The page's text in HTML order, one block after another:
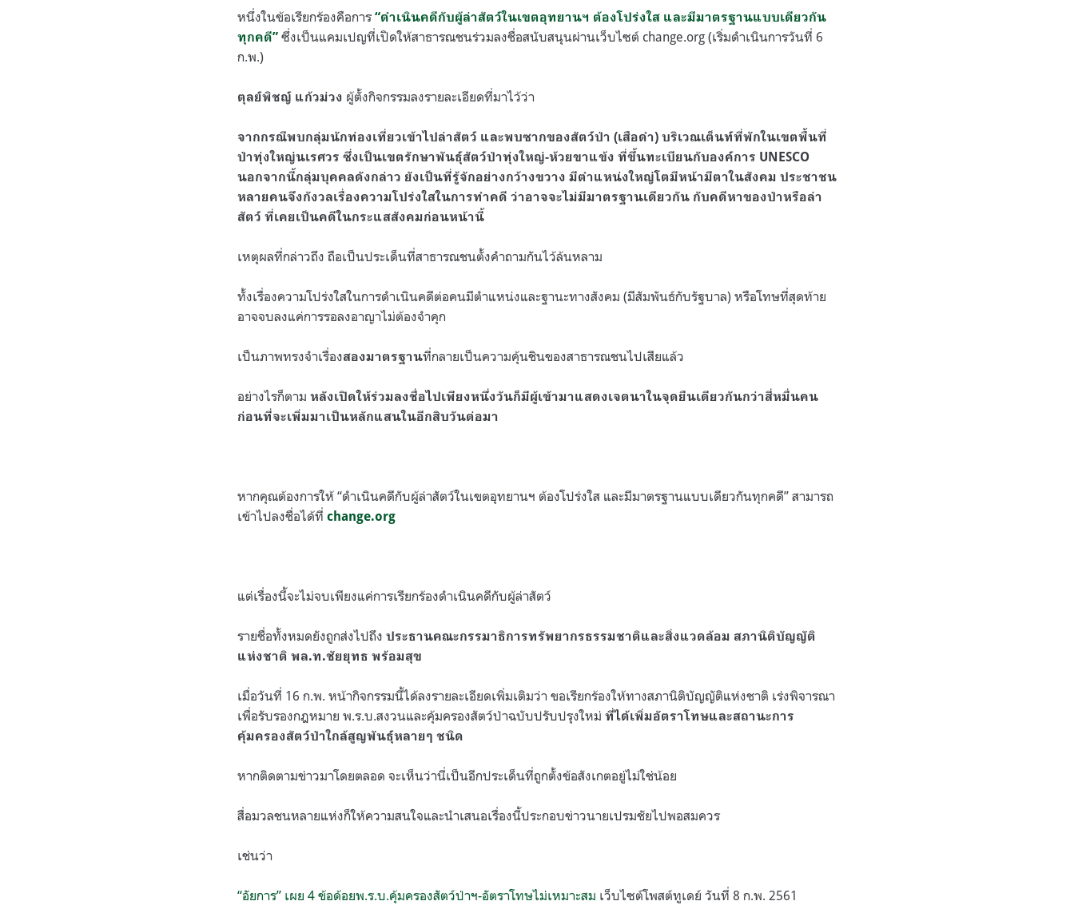
หนึ่งในข้อเรียกร้องคือการ “ดำเนินคดีกับผู้ล่าสัตว์ในเขตอุทยานฯ ต้องโปร่งใส และมีมาตรฐานแบบเดียวกัน
ทุกคดี” ซึ่งเป็นแคมเปญที่เปิดให้สาธารณชนร่วมลงชื่อสนับสนุนผ่านเว็บไซต์ change.org (เริ่มดำเนินการวันที่ 6
ก.พ.)
ตุลย์พิชญ์ แก้วม่วง ผู้ตั้งกิจกรรมลงรายละเอียดที่มาไว้ว่า
จากกรณีพบกลุ่มนักท่องเที่ยวเข้าไปล่าสัตว์ และพบซากของสัตว์ป่า (เสือดำ) บริเวณเต็นท์ที่พักในเขตพื้นที่
ป่าทุ่งใหญ่นเรศวร ซึ่งเป็นเขตรักษาพันธุ์สัตว์ป่าทุ่งใหญ่-ห้วยขาแข้ง ที่ขึ้นทะเบียนกับองค์การ UNESCO
นอกจากนี้กลุ่มบุคคลดังกล่าว ยังเป็นที่รู้จักอย่างกว้างขวาง มีตำแหน่งใหญ่โตมีหน้ามีตาในสังคม ประชาชน
หลายคนจึงกังวลเรื่องความโปร่งใสในการทำคดี ว่าอาจจะไม่มีมาตรฐานเดียวกัน กับคดีหาของป่าหรือล่า
สัตว์ ที่เคยเป็นคดีในกระแสสังคมก่อนหน้านี้
เหตุผลที่กล่าวถึง ถือเป็นประเด็นที่สาธารณชนตั้งคำถามกันไว้ล้นหลาม
ทั้งเรื่องความโปร่งใสในการดำเนินคดีต่อคนมีตำแหน่งและฐานะทางสังคม (มีสัมพันธ์กับรัฐบาล) หรือโทษที่สุดท้าย
อาจจบลงแค่การรอลงอาญาไม่ต้องจำคุก
เป็นภาพทรงจำเรื่องสองมาตรฐานที่กลายเป็นความคุ้นชินของสาธารณชนไปเสียแล้ว
อย่างไรก็ตาม หลังเปิดให้ร่วมลงชื่อไปเพียงหนึ่งวันก็มีผู้เข้ามาแสดงเจตนาในจุดยืนเดียวกันกว่าสี่หมื่นคน
ก่อนที่จะเพิ่มมาเป็นหลักแสนในอีกสิบวันต่อมา
หากคุณต้องการให้ “ดำเนินคดีกับผู้ล่าสัตว์ในเขตอุทยานฯ ต้องโปร่งใส และมีมาตรฐานแบบเดียวกันทุกคดี” สามารถ
เข้าไปลงชื่อได้ที่ change.org
แต่เรื่องนี้จะไม่จบเพียงแค่การเรียกร้องดำเนินคดีกับผู้ล่าสัตว์
รายชื่อทั้งหมดยังถูกส่งไปถึง ประธานคณะกรรมาธิการทรัพยากรธรรมชาติและสิ่งแวดล้อม สภานิติบัญญัติ
แห่งชาติ พล.ท.ชัยยุทธ พร้อมสุข
เมื่อวันที่ 16 ก.พ. หน้ากิจกรรมนี้ได้ลงรายละเอียดเพิ่มเติมว่า ขอเรียกร้องให้ทางสภานิติบัญญัติแห่งชาติ เร่งพิจารณา
เพื่อรับรองกฎหมาย พ.ร.บ.สงวนและคุ้มครองสัตว์ป่าฉบับปรับปรุงใหม่ ที่ได้เพิ่มอัตราโทษและสถานะการ
คุ้มครองสัตว์ป่าใกล้สูญพันธุ์หลายๆ ชนิด
หากติดตามข่าวมาโดยตลอด จะเห็นว่านี่เป็นอีกประเด็นที่ถูกตั้งข้อสังเกตอยู่ไม่ใช่น้อย
สื่อมวลชนหลายแห่งก็ให้ความสนใจและนำเสนอเรื่องนี้ประกอบข่าวนายเปรมชัยไปพอสมควร
เช่นว่า
“อัยการ” เผย 4 ข้อด้อยพ.ร.บ.คุ้มครองสัตว์ป่าฯ-อัตราโทษไม่เหมาะสม เว็บไซต์โพสต์ทูเดย์ วันที่ 8 ก.พ. 2561